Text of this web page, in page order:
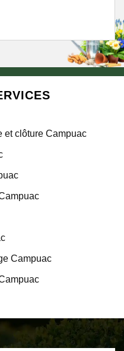
et clôture Campuac
Campuac